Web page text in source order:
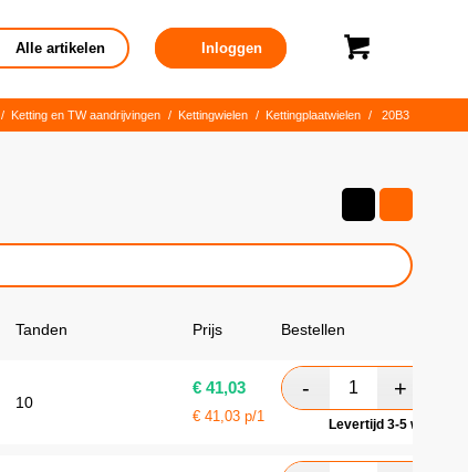
Alle artikelen Inloggen
/ Ketting en TW aandrijvingen / Kettingwielen / Kettingplaatwielen / 20B3
Tanden Prijs Bestellen
10
€ 41,03
€ 41,03 p/1 Levertijd 3-5